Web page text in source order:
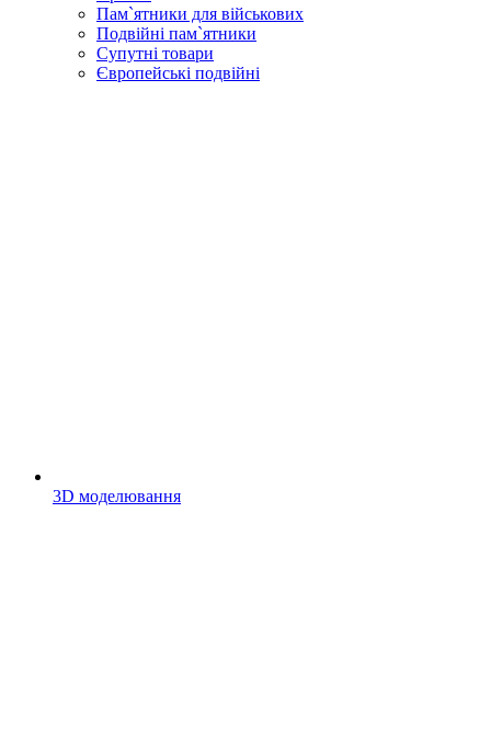
Пам`ятники для військових
Подвійні пам`ятники
Супутні товари
Європейські подвійні
3D моделювання